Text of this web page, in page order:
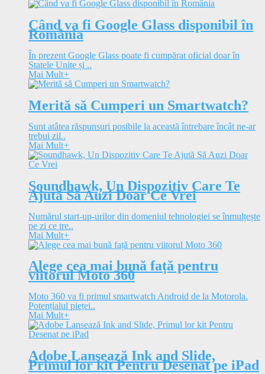
Când va fi Google Glass disponibil în
România
În prezent Google Glass poate fi cumpărat oficial doar în
Statele Unite și ..
Mai Mult+
Merită să Cumperi un Smartwatch?
Sunt atâtea răspunsuri posibile la această întrebare încât ne-ar
trebui zil..
Mai Mult+
Soundhawk, Un Dispozitiv Care Te
Ajută Să Auzi Doar Ce Vrei
Numărul start-up-urilor din domeniul tehnologiei se înmulțește
pe zi ce tre..
Mai Mult+
Alege cea mai bună față pentru
viitorul Moto 360
Moto 360 va fi primul smartwatch Android de la Motorola.
Potențialul pieței..
Mai Mult+
Adobe Lansează Ink and Slide,
Primul lor kit Pentru Desenat pe iPad